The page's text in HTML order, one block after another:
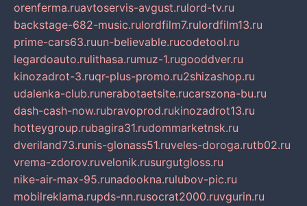
orenferma.ruavtoservis-avgust.rulord-tv.ru
backstage-682-music.rulordfilm7.rulordfilm13.ru
prime-cars63.ruun-believable.rucodetool.ru
legardoauto.rulithasa.rumuz-1.rugooddver.ru
kinozadrot-3.ruqr-plus-promo.ru2shizashop.ru
udalenka-club.runerabotaetsite.rucarszona-bu.ru
dash-cash-now.rubravoprod.rukinozadrot13.ru
hotteygroup.rubagira31.rudommarketnsk.ru
dveriland73.runis-glonass51.ruveles-doroga.rutb02.ru
vrema-zdorov.ruvelonik.rusurgutgloss.ru
nike-air-max-95.runadookna.rulubov-pic.ru
mobilreklama.rupds-nn.rusocrat2000.ruvgurin.ru